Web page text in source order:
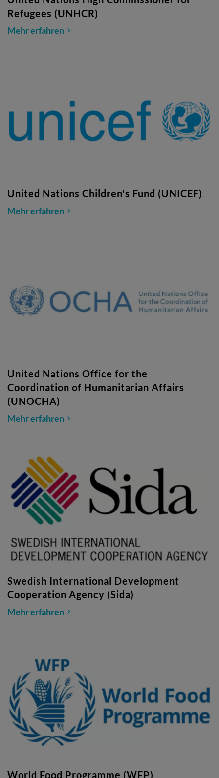
Refugees (UNHCR)
Mehr erfahren
United Nations Children's Fund (UNICEF)
Mehr erfahren
United Nations Office for the
Coordination of Humanitarian Affairs
(UNOCHA)
Mehr erfahren
Swedish International Development
Cooperation Agency (Sida)
Mehr erfahren
World Food Programme (WFP)